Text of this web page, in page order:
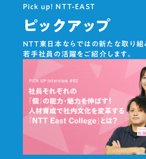
Pick up! NTT-EAST
ピックアップ
NTT東日本ならではの新たな取り組
若手社員の活躍をご紹介します。